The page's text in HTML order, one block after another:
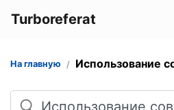
Turboreferat
На главную Использование
Поиск